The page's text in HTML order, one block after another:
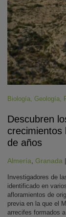
Biología, Geología,
Descubren
crecimientos
de años
Almería Granada |
Investigadores de
identificado en
afloramientos de
previa en la que el
arrecifes formados